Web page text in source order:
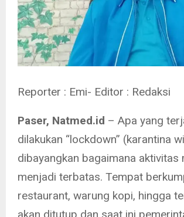
Reporter : Emi- Editor : Redaksi
Paser, Natmed.id – Apa yang
dilakukan “lockdown” (karantina
dibayangkan bagaimana aktivitas
menjadi terbatas. Tempat
restaurant, warung kopi, hingga